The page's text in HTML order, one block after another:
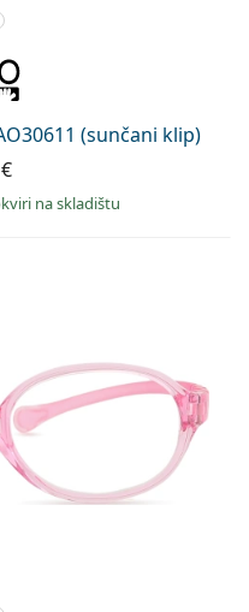
(sunčani klip)
na skladištu